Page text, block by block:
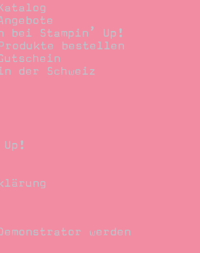
bei Stampin’ Up!
bestellen
der Schweiz
werden